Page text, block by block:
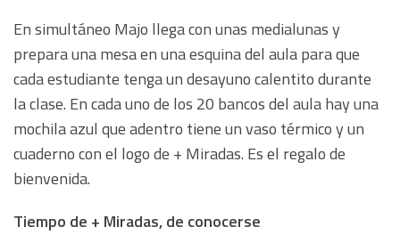
En simultáneo Majo llega con unas medialunas y
prepara una mesa en una esquina del aula para que
cada estudiante tenga un desayuno calentito durante
la clase. En cada uno de los 20 bancos del aula hay una
mochila azul que adentro tiene un vaso térmico y un
cuaderno con el logo de + Miradas. Es el regalo de
bienvenida.
Tiempo de + Miradas, de conocerse